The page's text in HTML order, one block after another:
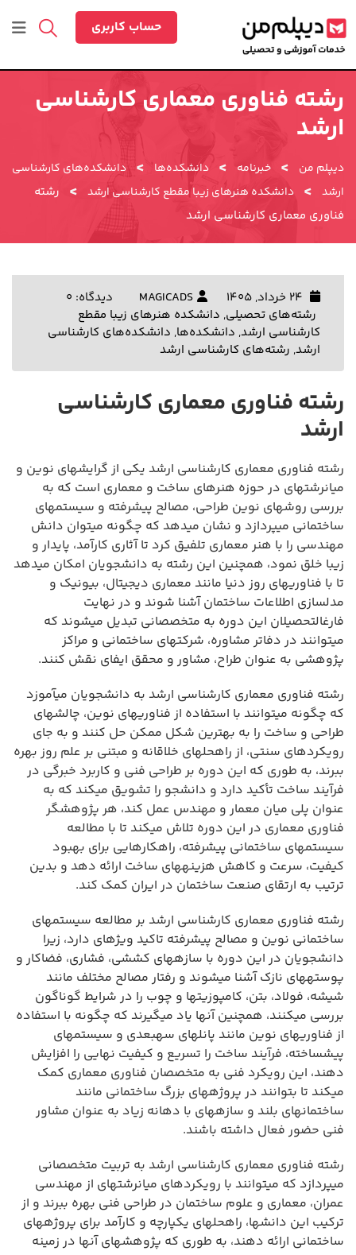
به
محتوا
حساب کاربری
رشته فناوری معماری کارشناسی
ارشد
دیپلم من > خبرنامه > دانشکده‌ها > دانشکده‌های کارشناسی
ارشد > دانشکده هنرهای زیبا مقطع کارشناسی ارشد >
رشته
فناوری معماری کارشناسی ارشد
MAGICADS
دیدگاه: 0
رشته‌های تحصیلی, دانشکده هنرهای زیبا مقطع
کارشناسی ارشد, دانشکده‌ها, دانشکده‌های کارشناسی
ارشد, رشته‌های کارشناسی ارشد
رشته فناوری معماری کارشناسی
ارشد
رشته فناوری معماری کارشناسی ارشد یکی از گرایشهای نوین و
میانرشتهای در حوزه هنرهای ساخت و معماری است که به
بررسی روشهای نوین طراحی، مصالح پیشرفته و سیستمهای
ساختمانی میپردازد و نشان میدهد که چگونه میتوان دانش
مهندسی را با هنر معماری تلفیق کرد تا آثاری کارآمد، پایدار و
زیبا خلق نمود، همچنین این رشته به دانشجویان امکان میدهد
تا با فناوریهای روز دنیا مانند معماری دیجیتال، بیونیک و
مدلسازی اطلاعات ساختمان آشنا شوند و در نهایت
فارغالتحصیلان این دوره به متخصصانی تبدیل میشوند که
میتوانند در دفاتر مشاوره، شرکتهای ساختمانی و مراکز
پژوهشی به عنوان طراح، مشاور و محقق ایفای نقش کنند.
رشته فناوری معماری کارشناسی ارشد به دانشجویان میآموزد
که چگونه میتوانند با استفاده از فناوریهای نوین، چالشهای
طراحی و ساخت را به بهترین شکل ممکن حل کنند و به جای
رویکردهای سنتی، از راهحلهای خلاقانه و مبتنی بر علم روز بهره
ببرند، به طوری که این دوره بر طراحی فنی و کاربرد خبرگی در
فرآیند ساخت تأکید دارد و دانشجو را تشویق میکند که به
عنوان پلی میان معمار و مهندس عمل کند، هر پژوهشگر
فناوری معماری در این دوره تلاش میکند تا با مطالعه
سیستمهای ساختمانی پیشرفته، راهکارهایی برای بهبود
کیفیت، سرعت و کاهش هزینههای ساخت ارائه دهد و بدین
ترتیب به ارتقای صنعت ساختمان در ایران کمک کند.
رشته فناوری معماری کارشناسی ارشد بر مطالعه سیستمهای
ساختمانی نوین و مصالح پیشرفته تاکید ویژهای دارد، زیرا
دانشجویان در این دوره با سازههای کششی، فشاری، فضاکار و
پوستههای نازک آشنا میشوند و رفتار مصالح مختلف مانند
شیشه، فولاد، بتن، کامپوزیتها و چوب را در شرایط گوناگون
بررسی میکنند، همچنین آنها یاد میگیرند که چگونه با استفاده
از فناوریهای نوین مانند پانلهای سهبعدی و سیستمهای
پیشساخته، فرآیند ساخت را تسریع و کیفیت نهایی را افزایش
دهند، این رویکرد فنی به متخصصان فناوری معماری کمک
میکند تا بتوانند در پروژههای بزرگ ساختمانی مانند
ساختمانهای بلند و سازههای با دهانه زیاد به عنوان مشاور
فنی حضور فعال داشته باشند.
رشته فناوری معماری کارشناسی ارشد به تربیت متخصصانی
میپردازد که میتوانند با رویکردهای میانرشتهای از مهندسی
عمران، معماری و علوم ساختمان در طراحی فنی بهره ببرند و از
ترکیب این دانشها، راهحلهای یکپارچه و کارآمد برای پروژههای
ساختمانی ارائه دهند، به طوری که پژوهشهای آنها در زمینه